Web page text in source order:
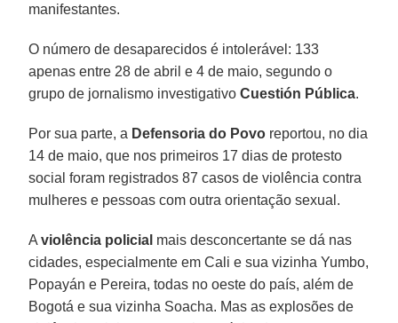
manifestantes.
O número de desaparecidos é intolerável: 133
apenas entre 28 de abril e 4 de maio, segundo o
grupo de jornalismo investigativoCuestión Pública.
Por sua parte, a Defensoria do Povo reportou, no dia
14 de maio, que nos primeiros 17 dias de protesto
social foram registrados 87 casos de violência contra
mulheres e pessoas com outra orientação sexual.
Aviolência policial mais desconcertante se dá nas
cidades, especialmente em Cali e sua vizinha Yumbo,
Popayán e Pereira, todas no oeste do país, além de
Bogotá e sua vizinha Soacha. Mas as explosões de